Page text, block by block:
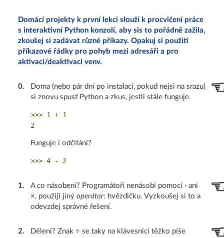
Domácí projekty k první lekci slouží k procvičení práce
s interaktivní Python konzolí, aby sis to pořádně zažila,
zkoušej si zadávat různé příkazy. Opakuj si použití
příkazové řádky pro pohyb mezi adresáři a pro
aktivaci/deaktivaci venv.
0.
Doma (nebo pár dní po instalaci, pokud nejsi na srazu)
si znovu spusť Python a zkus, jestli stále funguje.
>>> 1 + 1
Funguje i odčítání?
1.
A co násobení? Programátoři nenásobí pomocí · ani
×, použijí jinýoperátor: hvězdičku. Vyzkoušej si to a
odevzdej správné řešení.
2.
Dělení? Znak ÷ se taky na klávesnici těžko píše